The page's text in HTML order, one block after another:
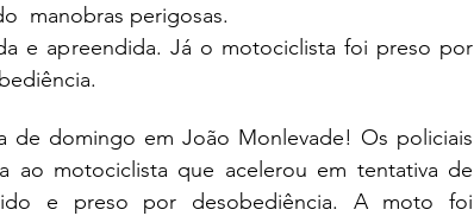
manobras perigosas.
e apreendida. Já o motociclista foi preso por
de domingo em João Monlevade! Os policiais
ao motociclista que acelerou em tentativa de
e preso por desobediência. A moto foi